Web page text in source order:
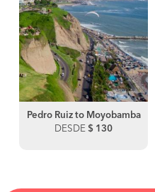
Pedro Ruiz to Moyobamba
DESDE $ 130